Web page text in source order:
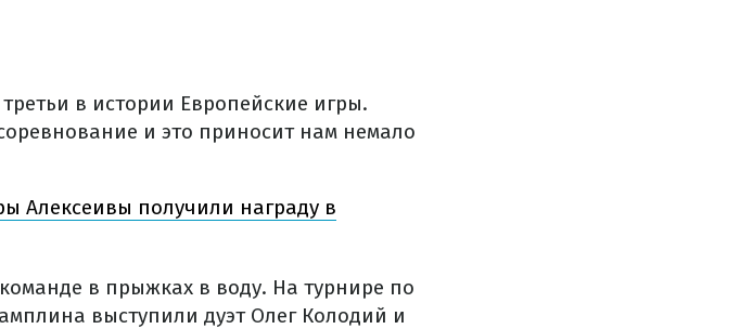
в истории Европейские игры.
и это приносит нам немало
Алексеивы получили награду в
в прыжках в воду. На турнире по
выступили дуэт Олег Колодий и